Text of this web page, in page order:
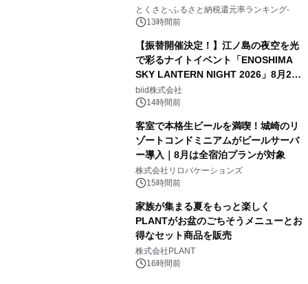
とくさと-ふるさと納税還元率ランキング-
13時間前
【振替開催決定！】江ノ島の夜空を光
で彩るナイトイベント「ENOSHIMA
SKY LANTERN NIGHT 2026」8月22
日(土)振替開催＆受付スタート！
biid株式会社
14時間前
客室で本格生ビールを満喫！城崎のリ
ゾートコンドミニアムがビールサーバ
ー導入｜8月は全宿泊プランが対象
株式会社リロバケーションズ
15時間前
家族が集まる夏をもっと楽しく
PLANTがお盆のごちそうメニューとお
得なセット商品を販売
株式会社PLANT
16時間前